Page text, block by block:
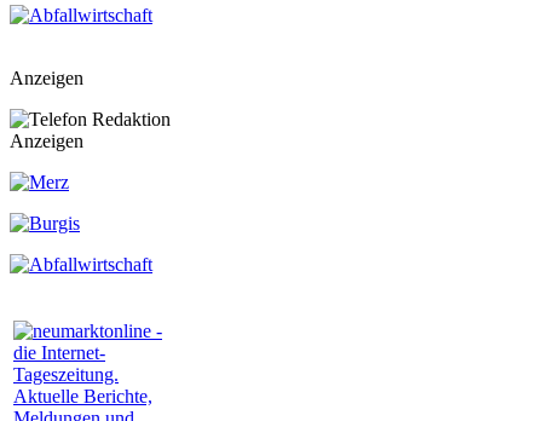
Anzeigen
Anzeigen